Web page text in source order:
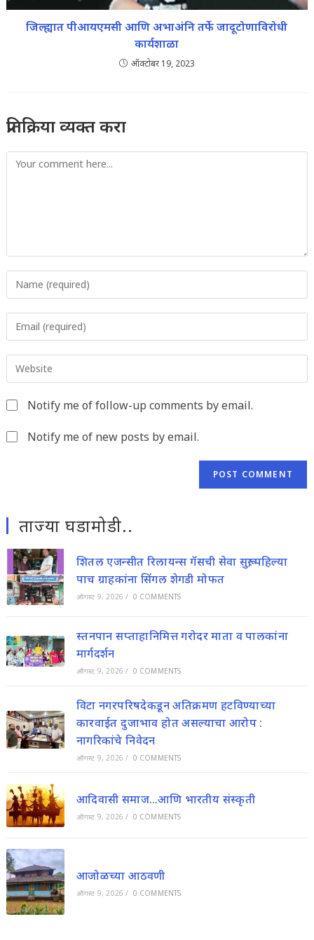
जिल्ह्यात पीआयएमसी आणि अभाअंनि तर्फे जादूटोणाविरोधी
कार्यशाळा
ऑक्टोबर 19, 2023
प्रतिक्रिया व्यक्त करा
Comment
your
username
to
comment
your
address
toyour
URL
Notify me of follow-up comments by email.
Notify me of new posts by email.
ताज्या घडामोडी..
शितल एजन्सीत रिलायन्स गॅसची सेवा सुरू; पहिल्या
पाच ग्राहकांना सिंगल शेगडी मोफत
ऑगस्ट 9, 2026 / 0 COMMENTS
स्तनपान सप्ताहानिमित्त गरोदर माता व पालकांना
मार्गदर्शन
ऑगस्ट 9, 2026 / 0 COMMENTS
विटा नगरपरिषदेकडून अतिक्रमण हटविण्याच्या
कारवाईत दुजाभाव होत असल्याचा आरोप :
नागरिकांचे निवेदन
ऑगस्ट 9, 2026 / 0 COMMENTS
आदिवासी समाज…आणि भारतीय संस्कृती
ऑगस्ट 9, 2026 / 0 COMMENTS
आजोळच्या आठवणी
ऑगस्ट 9, 2026 / 0 COMMENTS